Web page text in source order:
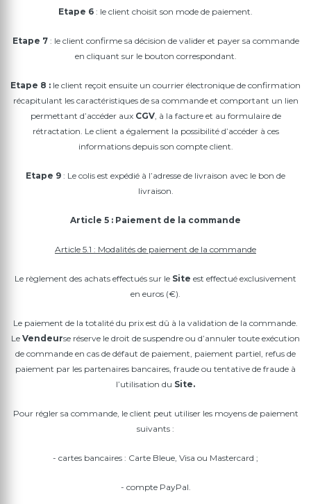
Etape 6 : le client choisit son mode de paiement.
Etape 7: le client confirme sa décision de valider et payer sa commande
en cliquant sur le bouton correspondant.
Etape 8 : le client reçoit ensuite un courrier électronique de confirmation
récapitulant les caractéristiques de sa commande et comportant un lien
permettant d’accéder aux CGV, à la facture et au formulaire de
rétractation. Le client a également la possibilité d’accéder à ces
informations depuis son compte client.
Etape 9 : Le colis est expédié à l’adresse de livraison avec le bon de
livraison.
Article 5 : Paiement de la commande
Article 5.1 : Modalités de paiement de la commande
Le règlement des achats effectués sur le Site est effectué exclusivement
en euros (€).
Le paiement de la totalité du prix est dû à la validation de la commande.
Le Vendeurse réserve le droit de suspendre ou d’annuler toute exécution
de commande en cas de défaut de paiement, paiement partiel, refus de
paiement par les partenaires bancaires, fraude ou tentative de fraude à
l’utilisation du Site.
Pour régler sa commande, le client peut utiliser les moyens de paiement
suivants :
- cartes bancaires : Carte Bleue, Visa ou Mastercard ;
- compte PayPal.